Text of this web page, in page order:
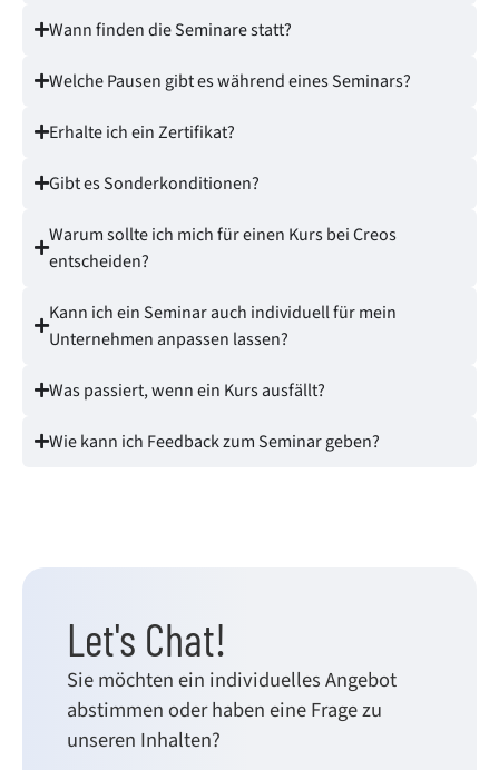
Wann finden die Seminare statt?
Welche Pausen gibt es während eines Seminars?
Erhalte ich ein Zertifikat?
Gibt es Sonderkonditionen?
Warum sollte ich mich für einen Kurs bei Creos
entscheiden?
Kann ich ein Seminar auch individuell für mein
Unternehmen anpassen lassen?
Was passiert, wenn ein Kurs ausfällt?
Wie kann ich Feedback zum Seminar geben?
Let's Chat!
Sie möchten ein individuelles Angebot
abstimmen oder haben eine Frage zu
unseren Inhalten?